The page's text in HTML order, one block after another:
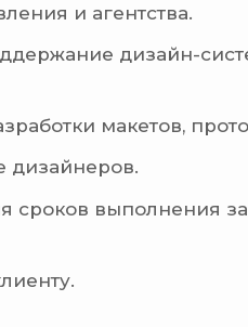
и агентства.
дизайн-
макетов,
дизайнеров.
сроков выполнения